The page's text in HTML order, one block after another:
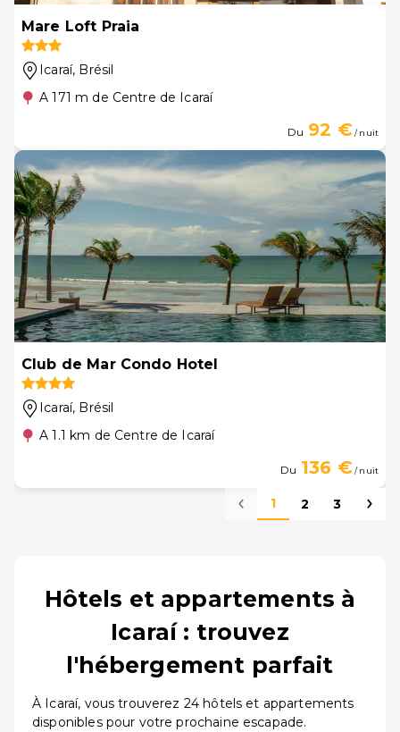
Mare Loft Praia
Icaraí, Brésil
A 171 m de Centre de Icaraí
Du 92 €/ nuit
Club de Mar Condo Hotel
Icaraí, Brésil
A 1.1 km de Centre de Icaraí
Du 136 €/ nuit
1 2 3
Hôtels et appartements à
Icaraí : trouvez
l'hébergement parfait
À Icaraí, vous trouverez 24 hôtels et appartements
disponibles pour votre prochaine escapade.